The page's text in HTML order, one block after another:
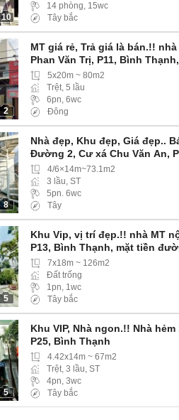
10
14 phòng, 15wc
Tây bắc
2
MT giá rẻ, Trả giá là bán.!!
Phan Văn Trị, P11, Bình
Cộng đồng cư dân hiện hữu
5x20m ~ 80m2
Trệt, 5 lầu
6pn, 6wc
Đông
8
Nhà đẹp, Khu đẹp, Giá đẹp..
Đường 2, Cư xá Chu Văn An,
4/6×14m~73.1m2
3 lầu, ST
5pn. 6wc
Tây
5
Khu Vip, vị trí đẹp.!! nhà MT
P13, Bình Thạnh, mặt tiền
7x18m ~ 126m2
Đất trống
1pn, 1wc
Tây bắc
5
Khu VIP, Nhà ngon.!! Nhà hẻm
P25, Bình Thạnh
4.42x14m ~ 67m2
Trệt, 3 lầu, ST
4pn, 3wc
Tây bắc